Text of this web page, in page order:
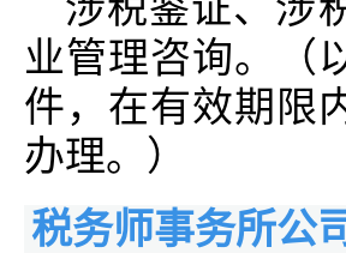
业管理咨询。（
件，在有效期限
办理。）
税务师事务所公